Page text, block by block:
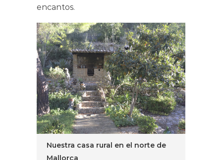
encantos.
Nuestra casa rural en el norte de